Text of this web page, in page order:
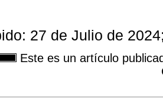
27 de Julio de
Este es un artículo